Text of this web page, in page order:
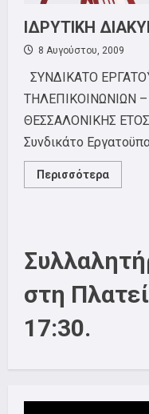
ΙΔΡΥΤΙΚΗ
8 Αυγούστου, 2009
ΣΥΝΔΙΚΑΤΟ
ΤΗΛΕΠΙΚΟΙΝΩΝΙΩΝ
ΘΕΣΣΑΛΟΝΙΚΗΣ ΕΤΟΣ
Συνδικάτο
Περισσότερα
more
στη
17:30.